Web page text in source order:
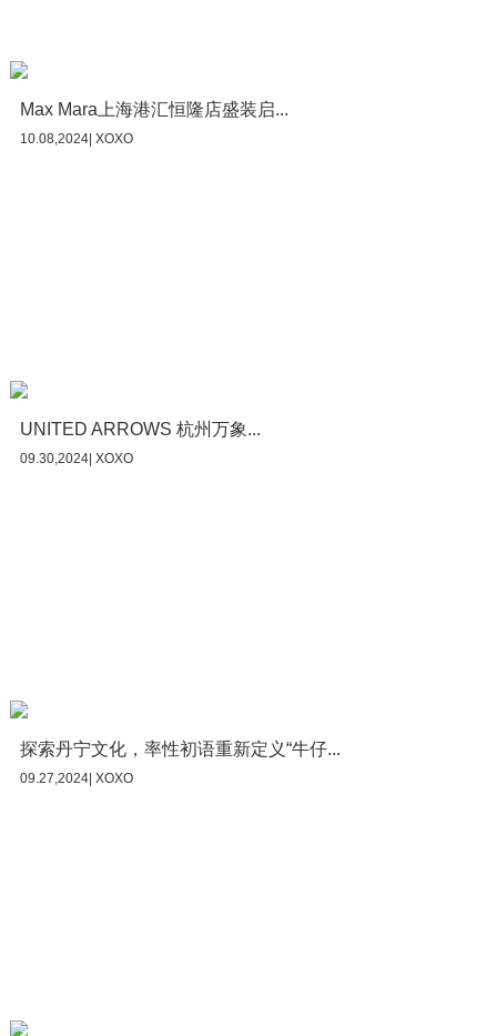
Max Mara上海港汇恒隆店盛装启...
10.08,2024| XOXO
UNITED ARROWS 杭州万象...
09.30,2024| XOXO
探索丹宁文化，率性初语重新定义“牛仔...
09.27,2024| XOXO